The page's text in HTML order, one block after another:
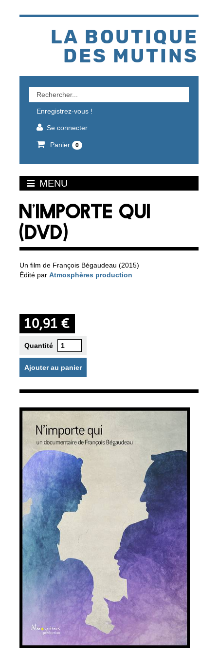
LA BOUTIQUE
DES MUTINS
Rechercher
un
produit
Enregistrez-vous !
Se connecter
Panier 0
MENU
N'IMPORTE QUI
(DVD)
Un film de François Bégaudeau (2015)
Édité par Atmosphères production
10,91 €
Quantité
Ajouter au panier